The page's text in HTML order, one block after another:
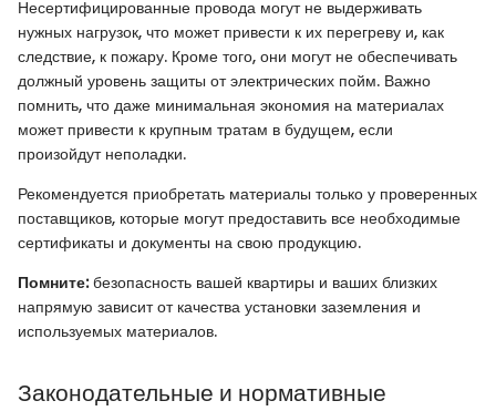
Несертифицированные провода могут не выдерживать
нужных нагрузок, что может привести к их перегреву и, как
следствие, к пожару. Кроме того, они могут не обеспечивать
должный уровень защиты от электрических пойм. Важно
помнить, что даже минимальная экономия на материалах
может привести к крупным тратам в будущем, если
произойдут неполадки.
Рекомендуется приобретать материалы только у проверенных
поставщиков, которые могут предоставить все необходимые
сертификаты и документы на свою продукцию.
Помните:безопасность вашей квартиры и ваших близких
напрямую зависит от качества установки заземления и
используемых материалов.
Законодательные и нормативные